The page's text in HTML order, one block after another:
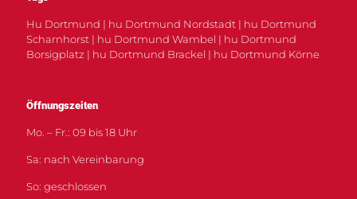
Hu Dortmund | hu Dortmund Nordstadt | hu Dortmund
Scharnhorst | hu Dortmund Wambel | hu Dortmund
Borsigplatz | hu Dortmund Brackel | hu Dortmund Körne
Öffnungszeiten
Mo. – Fr.: 09 bis 18 Uhr
Sa: nach Vereinbarung
So: geschlossen